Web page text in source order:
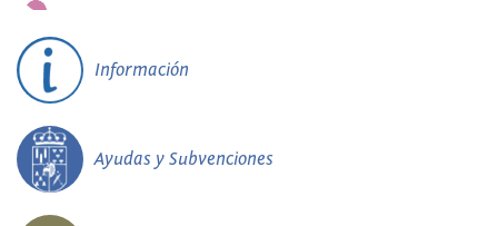
Información
Ayudas y Subvenciones